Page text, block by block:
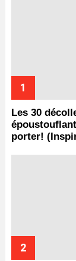
Les 30
porter!